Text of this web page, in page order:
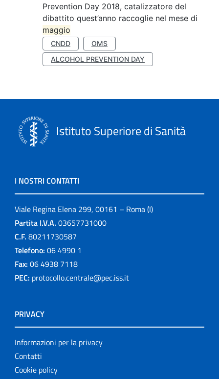
Prevention Day 2018, catalizzatore del
dibattito quest’anno raccoglie nel mese di
maggio
CNDD
OMS
ALCOHOL PREVENTION DAY
Istituto Superiore di Sanità
I NOSTRI CONTATTI
Viale Regina Elena 299, 00161 – Roma (I)
Partita I.V.A. 03657731000
C.F. 80211730587
Telefono: 06 4990 1
Fax: 06 4938 7118
PEC: protocollo.centrale@pec.iss.it
PRIVACY
Informazioni per la privacy
Contatti
Cookie policy